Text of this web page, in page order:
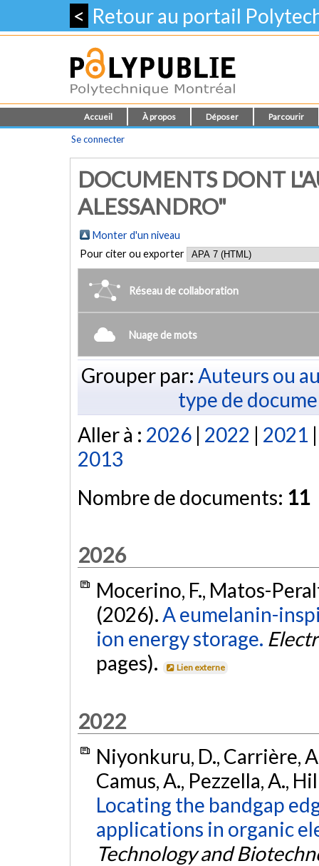
< Retour au portail
Accueil À propos Déposer Parcourir
Se connecter
DOCUMENTS DONT
ALESSANDRO"
Monter d'un niveau
Pour citer ou exporter
Réseau de collaboration
Nuage de mots
Grouper par: Auteurs ou
type de
Aller à : 2026 | 2022 | 2021
2013
Nombre de documents: 11
2026
Mocerino, F., Matos-
(2026).A eumelanin-
ion energy storage.
pages).
Lien externe
2022
Niyonkuru, D., Carrière,
Camus, A., Pezzella, A.,
Locating the bandgap
applications in organic
Technology and